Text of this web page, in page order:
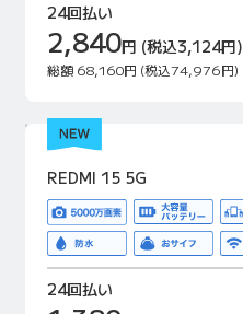
24回払い
2,840円 (税込3,124円)
総額 68,160円 (税込74,976円)
REDMI 15 5G
24回払い